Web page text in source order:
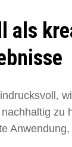
als
zu